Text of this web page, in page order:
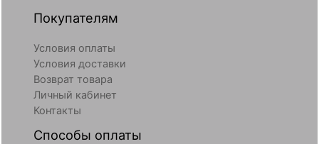
Покупателям
Условия оплаты
Условия доставки
Возврат товара
Личный кабинет
Контакты
Способы оплаты